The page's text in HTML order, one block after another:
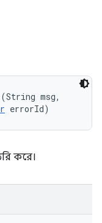
(String msg,
errorId)
করে।